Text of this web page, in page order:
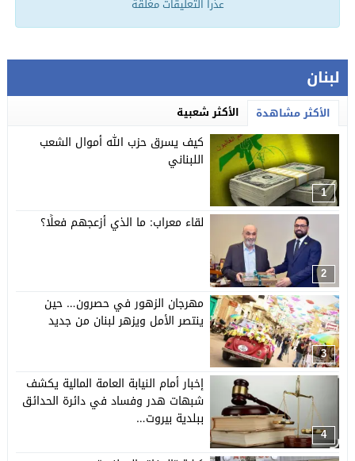
عذراً التعليقات مغلقة
لبنان
الأكثر مشاهدة الأكثر شعبية
1
كيف يسرق حزب الله أموال الشعب
اللبناني
2
لقاء معراب: ما الذي أزعجهم فعلًا؟
3
مهرجان الزهور في حصرون… حين
ينتصر الأمل ويزهر لبنان من جديد
4
إخبار أمام النيابة العامة المالية يكشف
شبهات هدر وفساد في دائرة الحدائق
ببلدية بيروت…